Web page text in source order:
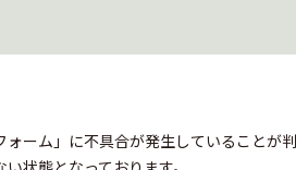
ーム」に不具合が発生していることが判